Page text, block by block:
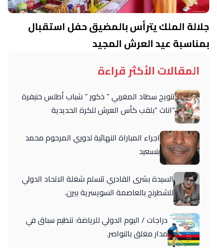
جلالة الملك يترأس بالمضيق حفل استقبال
بمناسبة عيد العرش المجيد
المقالات الأكثر قراءة
تتويج سطاد المغربي ” ذكور ” شباب أطلس خنيفرة
“اناث “بلقب كأس العرش للكرة الحديدية
اجراء المباراة النهائية لدوري المرحوم محمد
بنسعيد
السيدة بشرى القادري تتسلم شغلة الاتحاد الدولي
للشطرنج بالعاصمة السويسرية بيرن.
دراجات / اليوم الدولي للرياضة: تنظيم سباق في
مدار مغلق بالنواصر.